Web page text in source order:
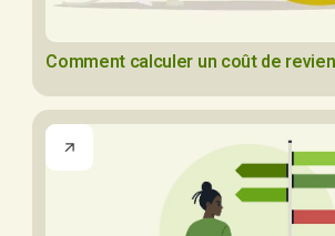
Comment calculer un coût de